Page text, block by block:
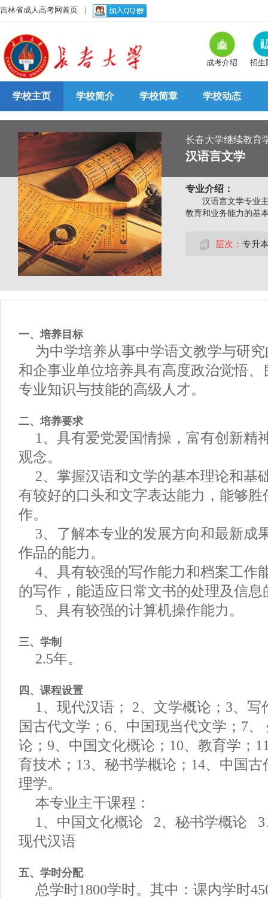
吉林省成人高考网首页 |
成考介绍 招生
学校主页 学校简介 学校简章 学校动态
长春大学继续教育
汉语言文学
专业介绍：
汉语言文学专业
教育和业务能力的基
层次： 专升
一、培养目标
为中学培养从事中学语文教学与研
和企事业单位培养具有高度政治觉悟
专业知识与技能的高级人才。
二、培养要求
1、具有爱党爱国情操，富有创新精
观念。
2、掌握汉语和文学的基本理论和基
有较好的口头和文字表达能力，能够
作。
3、了解本专业的发展方向和最新成
作品的能力。
4、具有较强的写作能力和档案工作
的写作，能适应日常文书的处理及信息
5、具有较强的计算机操作能力。
三、学制
2.5年。
四、课程设置
1、现代汉语； 2、文学概论；3、
国古代文学；6、中国现当代文学；7
论；9、中国文化概论；10、教育学；
育技术；13、秘书学概论；14、中国
理学。
本专业主干课程：
1、中国文化概论 2、秘书学概论
现代汉语
五、学时分配
总学时1800学时。其中：课内学时